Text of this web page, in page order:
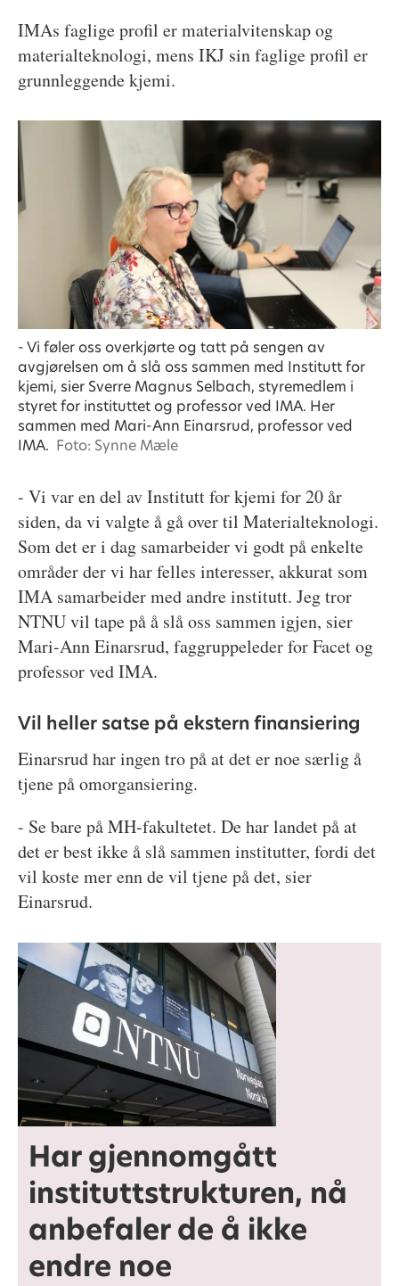
IMAs faglige profil er materialvitenskap og
materialteknologi, mens IKJ sin faglige profil er
grunnleggende kjemi.
- Vi føler oss overkjørte og tatt på sengen av
avgjørelsen om å slå oss sammen med Institutt for
kjemi, sier Sverre Magnus Selbach, styremedlem i
styret for instituttet og professor ved IMA. Her
sammen med Mari-Ann Einarsrud, professor ved
IMA. Foto: Synne Mæle
- Vi var en del av Institutt for kjemi for 20 år
siden, da vi valgte å gå over til Materialteknologi.
Som det er i dag samarbeider vi godt på enkelte
områder der vi har felles interesser, akkurat som
IMA samarbeider med andre institutt. Jeg tror
NTNU vil tape på å slå oss sammen igjen, sier
Mari-Ann Einarsrud, faggruppeleder for Facet og
professor ved IMA.
Vil heller satse på ekstern finansiering
Einarsrud har ingen tro på at det er noe særlig å
tjene på omorgansiering.
- Se bare på MH-fakultetet. De har landet på at
det er best ikke å slå sammen institutter, fordi det
vil koste mer enn de vil tjene på det, sier
Einarsrud.
Har gjennomgått
instituttstrukturen, nå
anbefaler de å ikke
endre noe